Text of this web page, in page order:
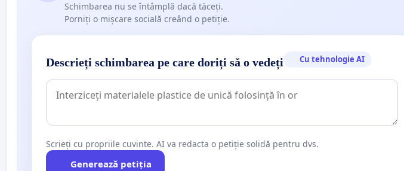
Schimbarea nu se întâmplă dacă tăceți.
Porniți o mișcare socială creând o petiție.
Descrieți schimbarea pe care doriți să o vedeți Cu tehnologie AI
Scrieți cu propriile cuvinte. AI va redacta o petiție solidă pentru dvs.
Generează petiția